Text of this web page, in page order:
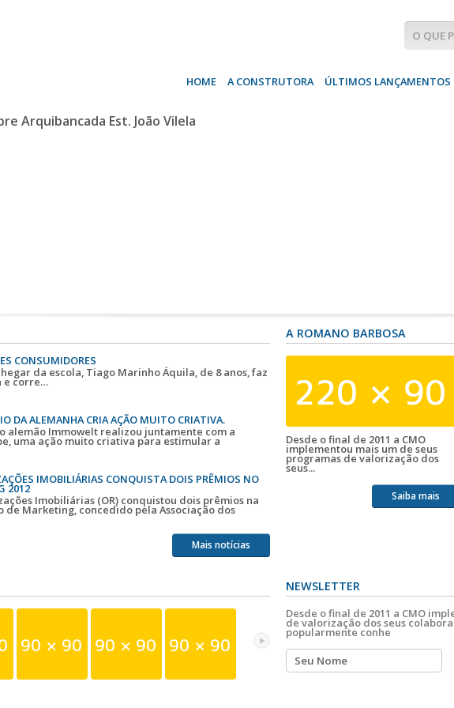
HOME A CONSTRUTORA ÚLTIMOS LANÇAMENTOS
CONSUMIDORES
da escola, Tiago Marinho Áquila, de 8 anos, faz
e corre…
DA ALEMANHA CRIA AÇÃO MUITO CRIATIVA.
alemão Immowelt realizou juntamente com a
uma ação muito criativa para estimular a
IMOBILIÁRIAS CONQUISTA DOIS PRÊMIOS NO
2012
Imobiliárias (OR) conquistou dois prêmios na
de Marketing, concedido pela Associação dos
Mais notícias
A ROMANO BARBOSA
Desde o final de 2011 a CMO
implementou mais um de seus
programas de valorização dos
seus...
Saiba mais
NEWSLETTER
Desde o final de 2011 a CMO
de valorização dos seus
popularmente conhe